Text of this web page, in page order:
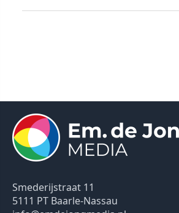
Smederijstraat 11
5111 PT Baarle-Nassau